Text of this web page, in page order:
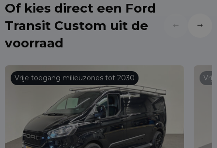
Of kies direct een Ford
Transit Custom uit de
voorraad
Vrije toegang milieuzones tot 2030